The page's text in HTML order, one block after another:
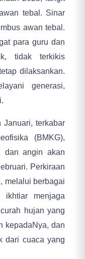
tebal. Sinar
awan tebal.
para guru dan
tidak terkikis
dilaksankan.
generasi,
Januari, terkabar
(BMKG),
dan angin akan
Perkiraan
melalui berbagai
ikhtiar menjaga
hujan yang
kepadaNya, dan
dari cuaca yang